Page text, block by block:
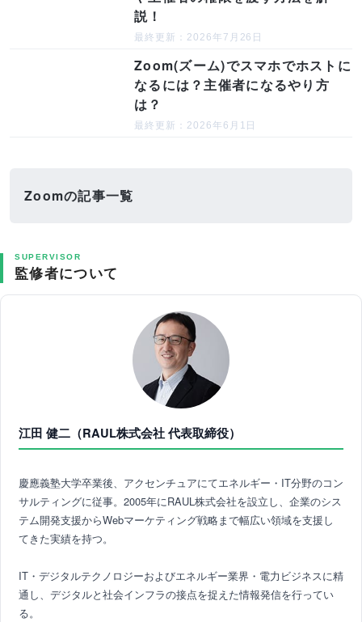
説！
最終更新：2026年7月26日
Zoom(ズーム)でスマホでホストに
なるには？主催者になるやり方
は？
最終更新：2026年6月1日
Zoomの記事一覧
SUPERVISOR
監修者について
江田 健二（RAUL株式会社 代表取締役）
慶應義塾大学卒業後、アクセンチュアにてエネルギー・IT分野のコン
サルティングに従事。2005年にRAUL株式会社を設立し、企業のシス
テム開発支援からWebマーケティング戦略まで幅広い領域を支援し
てきた実績を持つ。
IT・デジタルテクノロジーおよびエネルギー業界・電力ビジネスに精
通し、デジタルと社会インフラの接点を捉えた情報発信を行ってい
る。